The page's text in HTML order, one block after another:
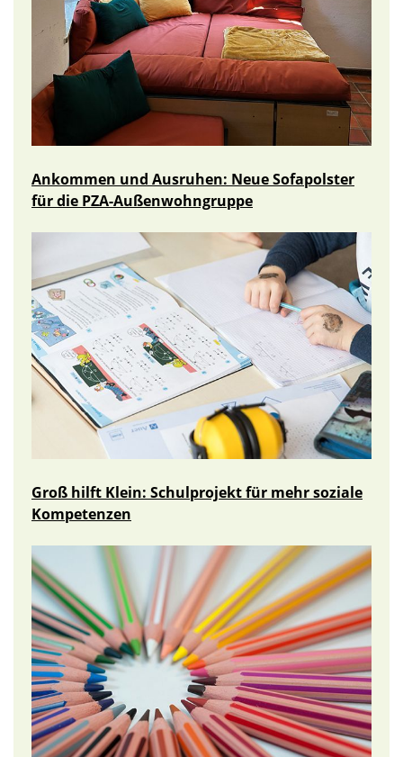
Ankommen und Ausruhen: Neue Sofapolster
für die PZA-Außenwohngruppe
Groß hilft Klein: Schulprojekt für mehr soziale
Kompetenzen